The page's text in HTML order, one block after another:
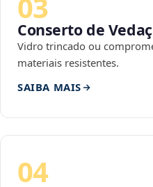
Conserto de
Vidro trincado ou
materiais resistentes.
SAIBA MAIS
04